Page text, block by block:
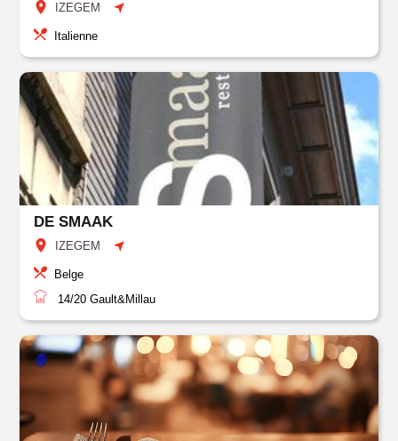
IZEGEM
Italienne
DE SMAAK
IZEGEM
Belge
14/20 Gault&Millau